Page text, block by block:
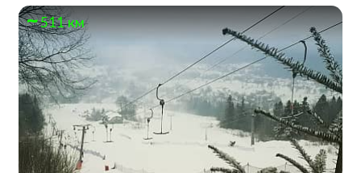
511 км